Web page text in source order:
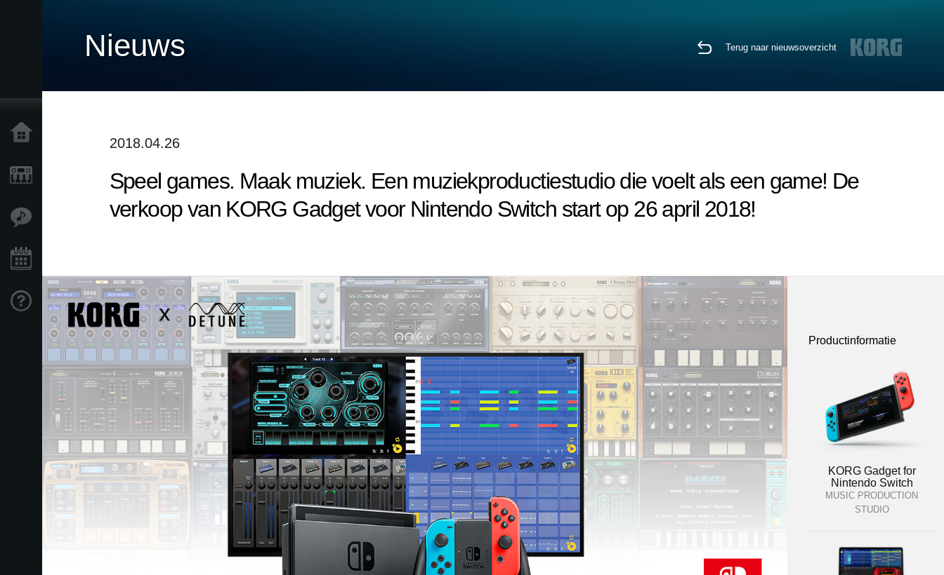
Ondersteuning
Nieuws Terug naar nieuwsoverzicht
2018.04.26
Speel games. Maak muziek. Een muziekproductiestudio die voelt als een game! De
verkoop van KORG Gadget voor Nintendo Switch start op 26 april 2018!
Productinformatie
KORG Gadget for
Nintendo Switch
MUSIC PRODUCTION
STUDIO